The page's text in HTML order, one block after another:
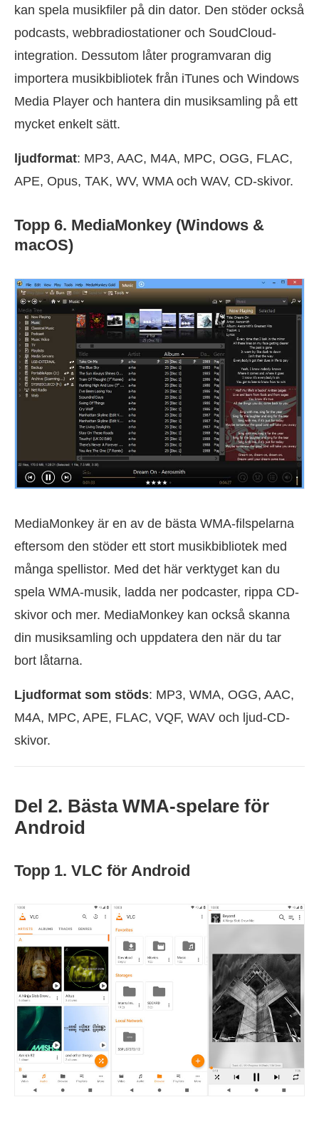
kan spela musikfiler på din dator. Den stöder också
podcasts, webbradiostationer och SoudCloud-
integration. Dessutom låter programvaran dig
importera musikbibliotek från iTunes och Windows
Media Player och hantera din musiksamling på ett
mycket enkelt sätt.
ljudformat: MP3, AAC, M4A, MPC, OGG, FLAC,
APE, Opus, TAK, WV, WMA och WAV, CD-skivor.
Topp 6. MediaMonkey (Windows &
macOS)
MediaMonkey är en av de bästa WMA-filspelarna
eftersom den stöder ett stort musikbibliotek med
många spellistor. Med det här verktyget kan du
spela WMA-musik, ladda ner podcaster, rippa CD-
skivor och mer. MediaMonkey kan också skanna
din musiksamling och uppdatera den när du tar
bort låtarna.
Ljudformat som stöds: MP3, WMA, OGG, AAC,
M4A, MPC, APE, FLAC, VQF, WAV och ljud-CD-
skivor.
Del 2. Bästa WMA-spelare för
Android
Topp 1. VLC för Android